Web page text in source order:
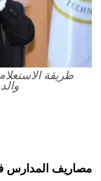
طريقة
مصاريف المدارس في